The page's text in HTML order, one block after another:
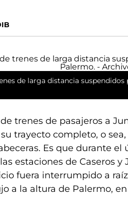
de larga distancia
trenes de pasajeros a
trayecto completo, o
Es que durante el
estaciones de Caseros y
fuera interrumpido a
a la altura de Palermo,